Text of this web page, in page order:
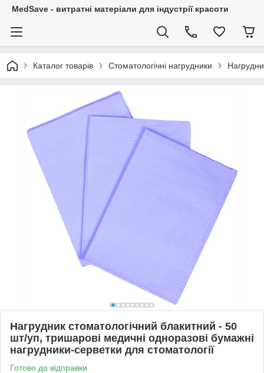
MedSave - витратні матеріали для індустрії красоти
Каталог товарів Стоматологічні нагрудники
Нагрудник стоматологічний блакитний - 50
шт/уп, тришарові медичні одноразові бумажні
нагрудники-серветки для стоматології
Готово до відправки